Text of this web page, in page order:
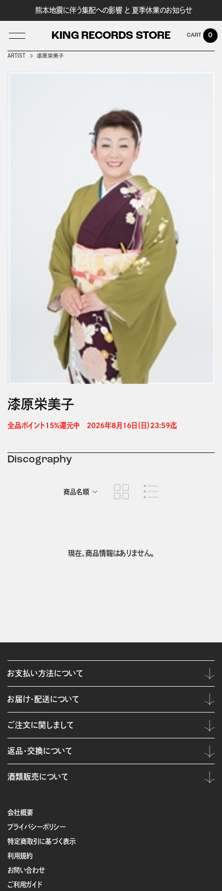
熊本地震に伴う集配への影響 と 夏季休業のお知らせ
KING RECORDS STORE 0
ARTIST 漆原栄美子
漆原栄美子
全品ポイント15%還元中　2026年8月16日（日）23:59迄
Discography
商品名順
現在、商品情報はありません。
会社概要
プライバシーポリシー
特定商取引に基づく表示
利用規約
お問い合わせ
ご利用ガイド
お支払い方法について
お届け・配送について
ご注文に関しまして
返品・交換について
酒類販売について